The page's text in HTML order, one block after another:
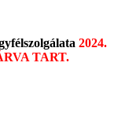
2024.
TART.